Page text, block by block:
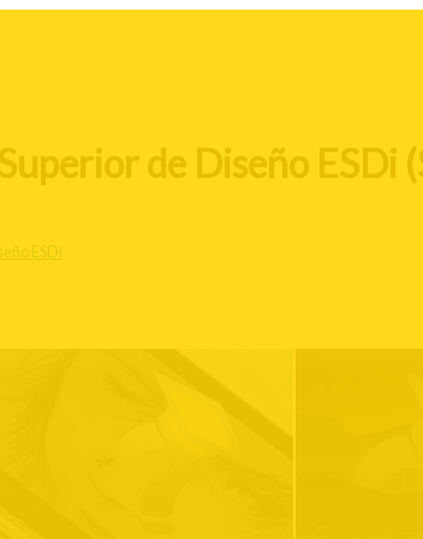
de Diseño ESDi
ESDi